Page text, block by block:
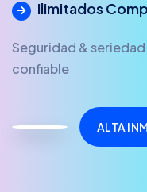
Ilimitados
Seguridad &
confiable
ALTA